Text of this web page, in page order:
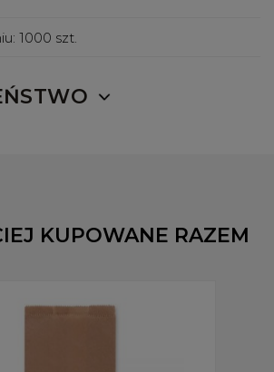
1000 szt.
KUPOWANE RAZEM